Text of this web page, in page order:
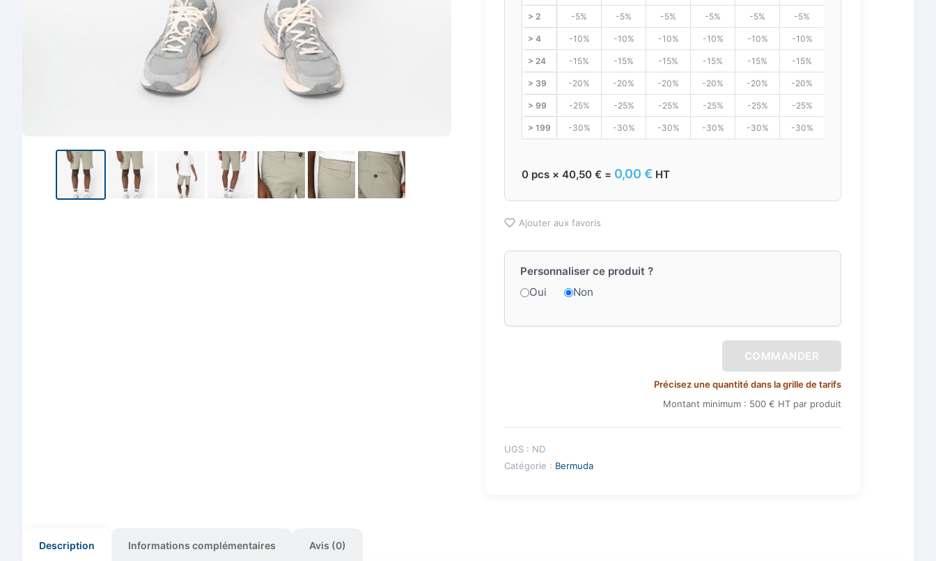
> 2 -5% -5% -5% -5% -5% -5%
> 4 -10% -10% -10% -10% -10% -10%
> 24 -15% -15% -15% -15% -15% -15%
> 39 -20% -20% -20% -20% -20% -20%
> 99 -25% -25% -25% -25% -25% -25%
> 199 -30% -30% -30% -30% -30% -30%
0 pcs × 40,50 € = 0,00 € HT
Ajouter aux favoris
Personnaliser ce produit ?
Oui
Non
COMMANDER
Précisez une quantité dans la grille de tarifs
Montant minimum : 500 € HT par produit
UGS : ND
Catégorie : Bermuda
Description Informations complémentaires Avis (0)